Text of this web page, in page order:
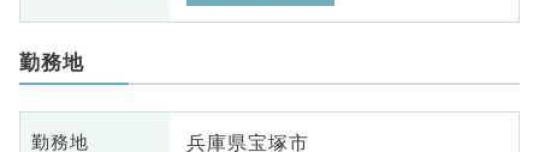
勤務地
勤務地 兵庫県宝塚市